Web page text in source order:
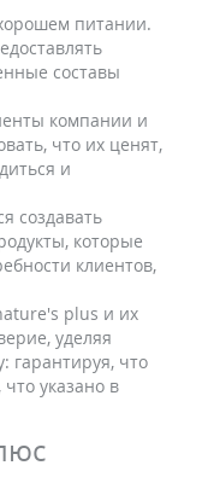
питании.
составы
компании и
что их ценят,
и
создавать
которые
клиентов,
plus и их
уделяя
гарантируя, что
указано в